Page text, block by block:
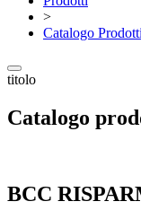
>
Catalogo Prodotti
titolo
Catalogo
BCC